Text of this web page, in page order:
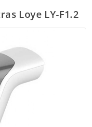
Loye LY-F1.2